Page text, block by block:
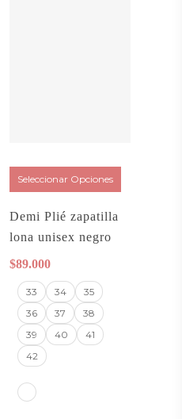
Seleccionar Opciones
Demi Plié zapatilla
lona unisex negro
$89.000
33 34
35
36
37
38
39
40
41
42